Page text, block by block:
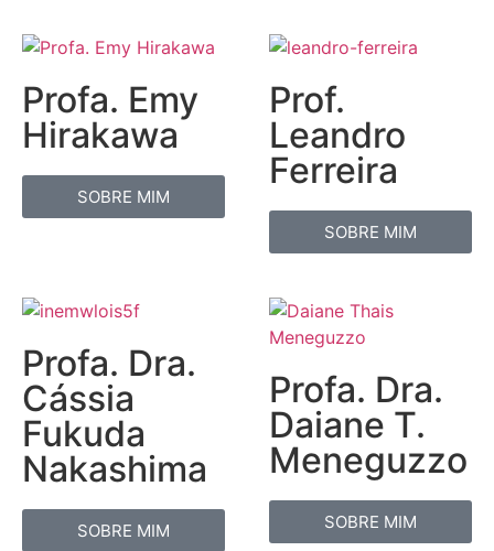
Profa. Emy
Hirakawa
SOBRE MIM
Prof.
Leandro
Ferreira
SOBRE MIM
Profa. Dra.
Cássia
Fukuda
Nakashima
SOBRE MIM
Profa. Dra.
Daiane T.
Meneguzzo
SOBRE MIM